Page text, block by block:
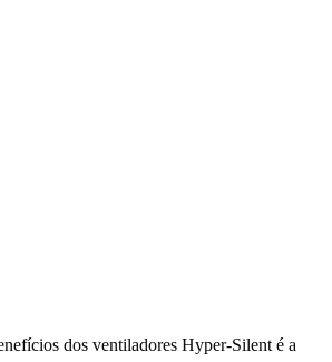
dos ventiladores Hyper-Silent é a